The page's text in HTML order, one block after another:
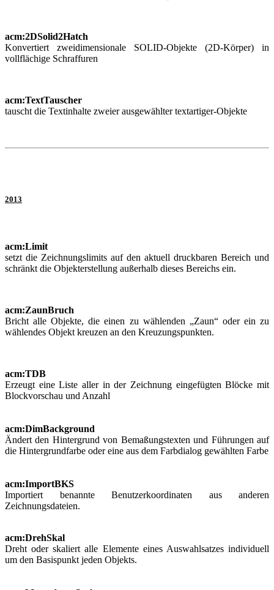
acm:2DSolid2Hatch
Konvertiert zweidimensionale SOLID-Objekte (2D-Körper) in
vollflächige Schraffuren
acm:TextTauscher
tauscht die Textinhalte zweier ausgewählter textartiger-Objekte
2013
acm:Limit
setzt die Zeichnungslimits auf den aktuell druckbaren Bereich und
schränkt die Objekterstellung außerhalb dieses Bereichs ein.
acm:ZaunBruch
Bricht alle Objekte, die einen zu wählenden „Zaun“ oder ein zu
wählendes Objekt kreuzen an den Kreuzungspunkten.
acm:TDB
Erzeugt eine Liste aller in der Zeichnung eingefügten Blöcke mit
Blockvorschau und Anzahl
acm:DimBackground
Ändert den Hintergrund von Bemaßungstexten und Führungen auf
die Hintergrundfarbe oder eine aus dem Farbdialog gewählten Farbe
acm:ImportBKS
Importiert benannte Benutzerkoordinaten aus anderen
Zeichnungsdateien.
acm:DrehSkal
Dreht oder skaliert alle Elemente eines Auswahlsatzes individuell
um den Basispunkt jeden Objekts.